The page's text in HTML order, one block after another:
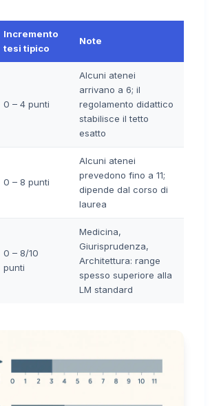
Incremento
tesi tipico
Note
0 – 4 punti
Alcuni atenei
arrivano a 6; il
regolamento didattico
stabilisce il tetto
esatto
0 – 8 punti
Alcuni atenei
prevedono fino a 11;
dipende dal corso di
laurea
0 – 8/10
punti
Medicina,
Giurisprudenza,
Architettura: range
spesso superiore alla
LM standard